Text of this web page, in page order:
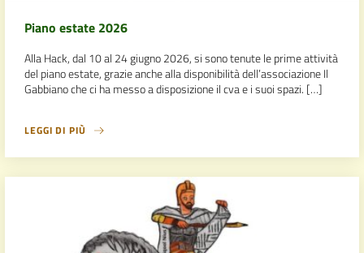
Piano estate 2026
Alla Hack, dal 10 al 24 giugno 2026, si sono tenute le prime attività
del piano estate, grazie anche alla disponibilità dell’associazione Il
Gabbiano che ci ha messo a disposizione il cva e i suoi spazi. […]
LEGGI DI PIÙ